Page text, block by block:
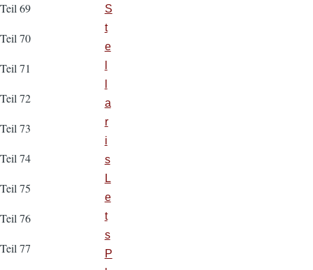
Teil 69
Teil 70
Teil 71
Teil 72
Teil 73
Teil 74
Teil 75
Teil 76
Teil 77
S
t
e
a
r
i
s
L
e
t
s
P